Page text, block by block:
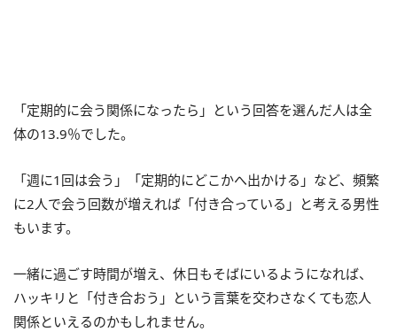
「定期的に会う関係になったら」という回答を選んだ人は全
体の13.9％でした。
「週に1回は会う」「定期的にどこかへ出かける」など、頻繁
に2人で会う回数が増えれば「付き合っている」と考える男性
もいます。
一緒に過ごす時間が増え、休日もそばにいるようになれば、
ハッキリと「付き合おう」という言葉を交わさなくても恋人
関係といえるのかもしれません。